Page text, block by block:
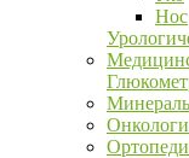
Нос